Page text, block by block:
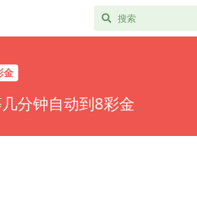
金
分钟自动到8彩金